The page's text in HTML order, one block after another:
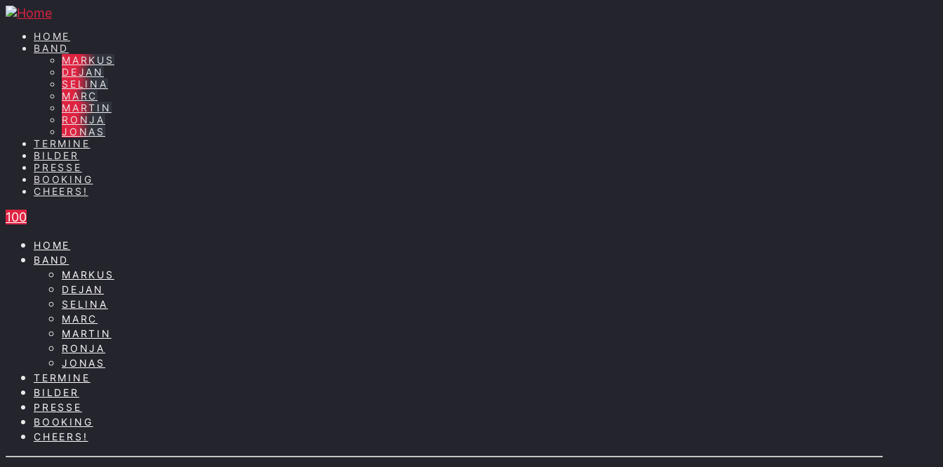
HOME
BAND
MARKUS
DEJAN
SELINA
MARC
MARTIN
RONJA
JONAS
TERMINE
BILDER
PRESSE
BOOKING
CHEERS!
100
HOME
BAND
MARKUS
DEJAN
SELINA
MARC
MARTIN
RONJA
JONAS
TERMINE
BILDER
PRESSE
BOOKING
CHEERS!